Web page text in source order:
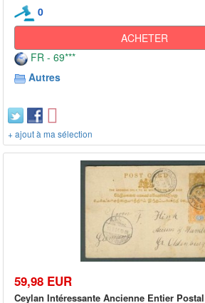
0
ACHETER
FR - 69***
Autres
+ ajout à ma sélection
59,98 EUR
Ceylan Intéressante Ancienne Entier